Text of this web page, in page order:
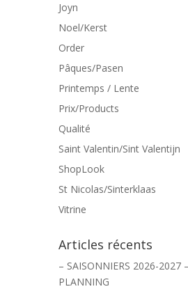
Joyn
Noel/Kerst
Order
Pâques/Pasen
Printemps / Lente
Prix/Products
Qualité
Saint Valentin/Sint Valentijn
ShopLook
St Nicolas/Sinterklaas
Vitrine
Articles récents
– SAISONNIERS 2026-2027
PLANNING